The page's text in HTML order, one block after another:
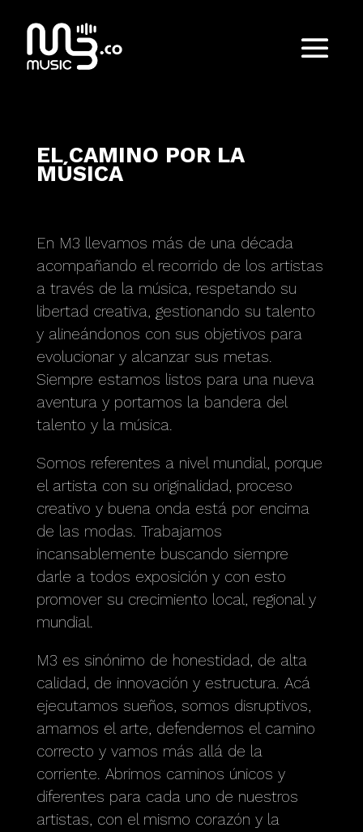
EL CAMINO POR LA
MÚSICA
En M3 llevamos más de una década
acompañando el recorrido de los artistas
a través de la música, respetando su
libertad creativa, gestionando su talento
y alineándonos con sus objetivos para
evolucionar y alcanzar sus metas.
Siempre estamos listos para una nueva
aventura y portamos la bandera del
talento y la música.
Somos referentes a nivel mundial, porque
el artista con su originalidad, proceso
creativo y buena onda está por encima
de las modas. Trabajamos
incansablemente buscando siempre
darle a todos exposición y con esto
promover su crecimiento local, regional y
mundial.
M3 es sinónimo de honestidad, de alta
calidad, de innovación y estructura. Acá
ejecutamos sueños, somos disruptivos,
amamos el arte, defendemos el camino
correcto y vamos más allá de la
corriente. Abrimos caminos únicos y
diferentes para cada uno de nuestros
artistas, con el mismo corazón y la